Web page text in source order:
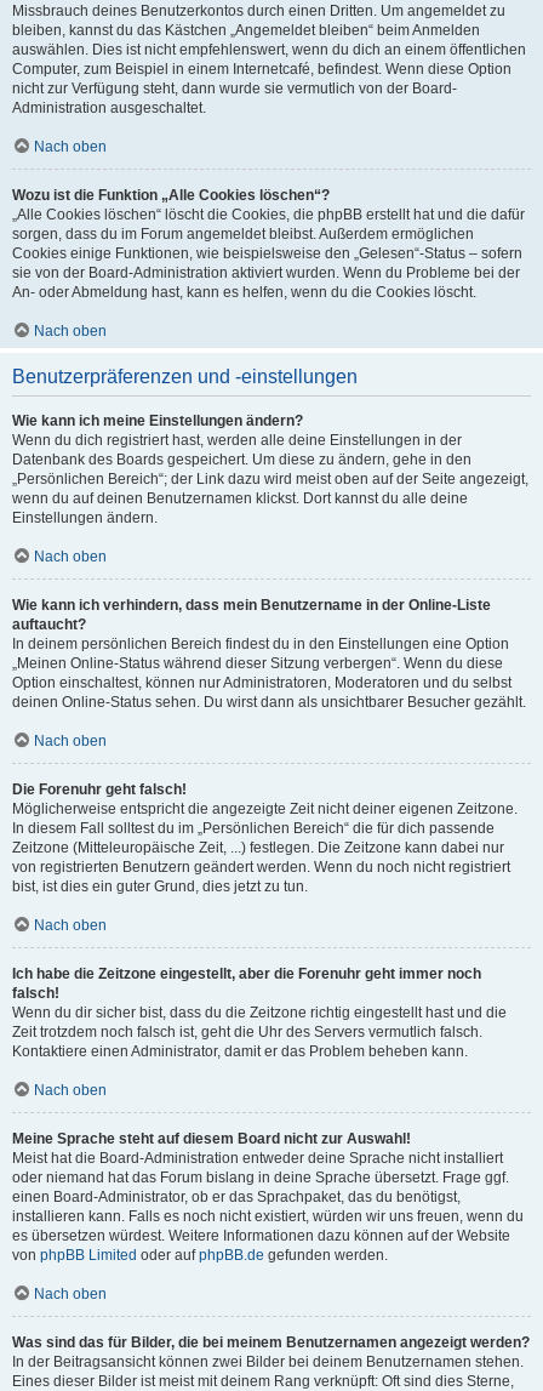
Missbrauch deines Benutzerkontos durch einen Dritten. Um angemeldet zu
bleiben, kannst du das Kästchen „Angemeldet bleiben“ beim Anmelden
auswählen. Dies ist nicht empfehlenswert, wenn du dich an einem öffentlichen
Computer, zum Beispiel in einem Internetcafé, befindest. Wenn diese Option
nicht zur Verfügung steht, dann wurde sie vermutlich von der Board-
Administration ausgeschaltet.
Nach oben
Wozu ist die Funktion „Alle Cookies löschen“?
„Alle Cookies löschen“ löscht die Cookies, die phpBB erstellt hat und die dafür
sorgen, dass du im Forum angemeldet bleibst. Außerdem ermöglichen
Cookies einige Funktionen, wie beispielsweise den „Gelesen“-Status – sofern
sie von der Board-Administration aktiviert wurden. Wenn du Probleme bei der
An- oder Abmeldung hast, kann es helfen, wenn du die Cookies löscht.
Nach oben
Benutzerpräferenzen und -einstellungen
Wie kann ich meine Einstellungen ändern?
Wenn du dich registriert hast, werden alle deine Einstellungen in der
Datenbank des Boards gespeichert. Um diese zu ändern, gehe in den
„Persönlichen Bereich“; der Link dazu wird meist oben auf der Seite angezeigt,
wenn du auf deinen Benutzernamen klickst. Dort kannst du alle deine
Einstellungen ändern.
Nach oben
Wie kann ich verhindern, dass mein Benutzername in der Online-Liste
auftaucht?
In deinem persönlichen Bereich findest du in den Einstellungen eine Option
„Meinen Online-Status während dieser Sitzung verbergen“. Wenn du diese
Option einschaltest, können nur Administratoren, Moderatoren und du selbst
deinen Online-Status sehen. Du wirst dann als unsichtbarer Besucher gezählt.
Nach oben
Die Forenuhr geht falsch!
Möglicherweise entspricht die angezeigte Zeit nicht deiner eigenen Zeitzone.
In diesem Fall solltest du im „Persönlichen Bereich“ die für dich passende
Zeitzone (Mitteleuropäische Zeit, ...) festlegen. Die Zeitzone kann dabei nur
von registrierten Benutzern geändert werden. Wenn du noch nicht registriert
bist, ist dies ein guter Grund, dies jetzt zu tun.
Nach oben
Ich habe die Zeitzone eingestellt, aber die Forenuhr geht immer noch
falsch!
Wenn du dir sicher bist, dass du die Zeitzone richtig eingestellt hast und die
Zeit trotzdem noch falsch ist, geht die Uhr des Servers vermutlich falsch.
Kontaktiere einen Administrator, damit er das Problem beheben kann.
Nach oben
Meine Sprache steht auf diesem Board nicht zur Auswahl!
Meist hat die Board-Administration entweder deine Sprache nicht installiert
oder niemand hat das Forum bislang in deine Sprache übersetzt. Frage ggf.
einen Board-Administrator, ob er das Sprachpaket, das du benötigst,
installieren kann. Falls es noch nicht existiert, würden wir uns freuen, wenn du
es übersetzen würdest. Weitere Informationen dazu können auf der Website
von phpBB Limited oder aufphpBB.de gefunden werden.
Nach oben
Was sind das für Bilder, die bei meinem Benutzernamen angezeigt werden?
In der Beitragsansicht können zwei Bilder bei deinem Benutzernamen stehen.
Eines dieser Bilder ist meist mit deinem Rang verknüpft: Oft sind dies Sterne,